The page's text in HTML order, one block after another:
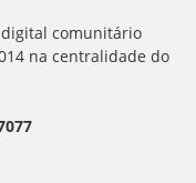
comunitário
na centralidade do